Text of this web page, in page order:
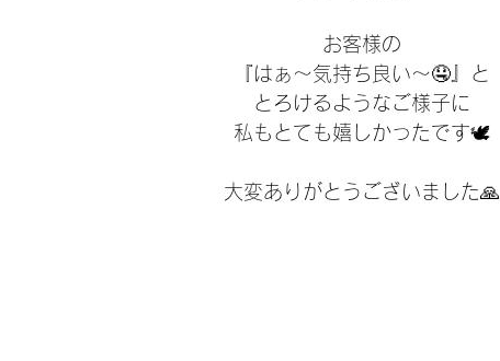
お客様の
『はぁ〜気持ち良い〜🤤』と
とろけるようなご様子に
私もとても嬉しかったです🕊️
大変ありがとうございました🙏